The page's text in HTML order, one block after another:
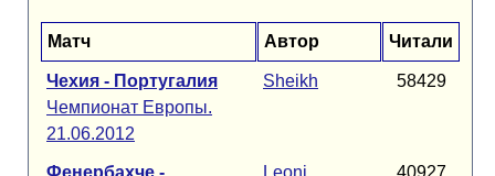
Матч Автор Читали
Чехия - Португалия
Чемпионат Европы.
21.06.2012
Sheikh 58429
Фенербахче - Leoni 40927